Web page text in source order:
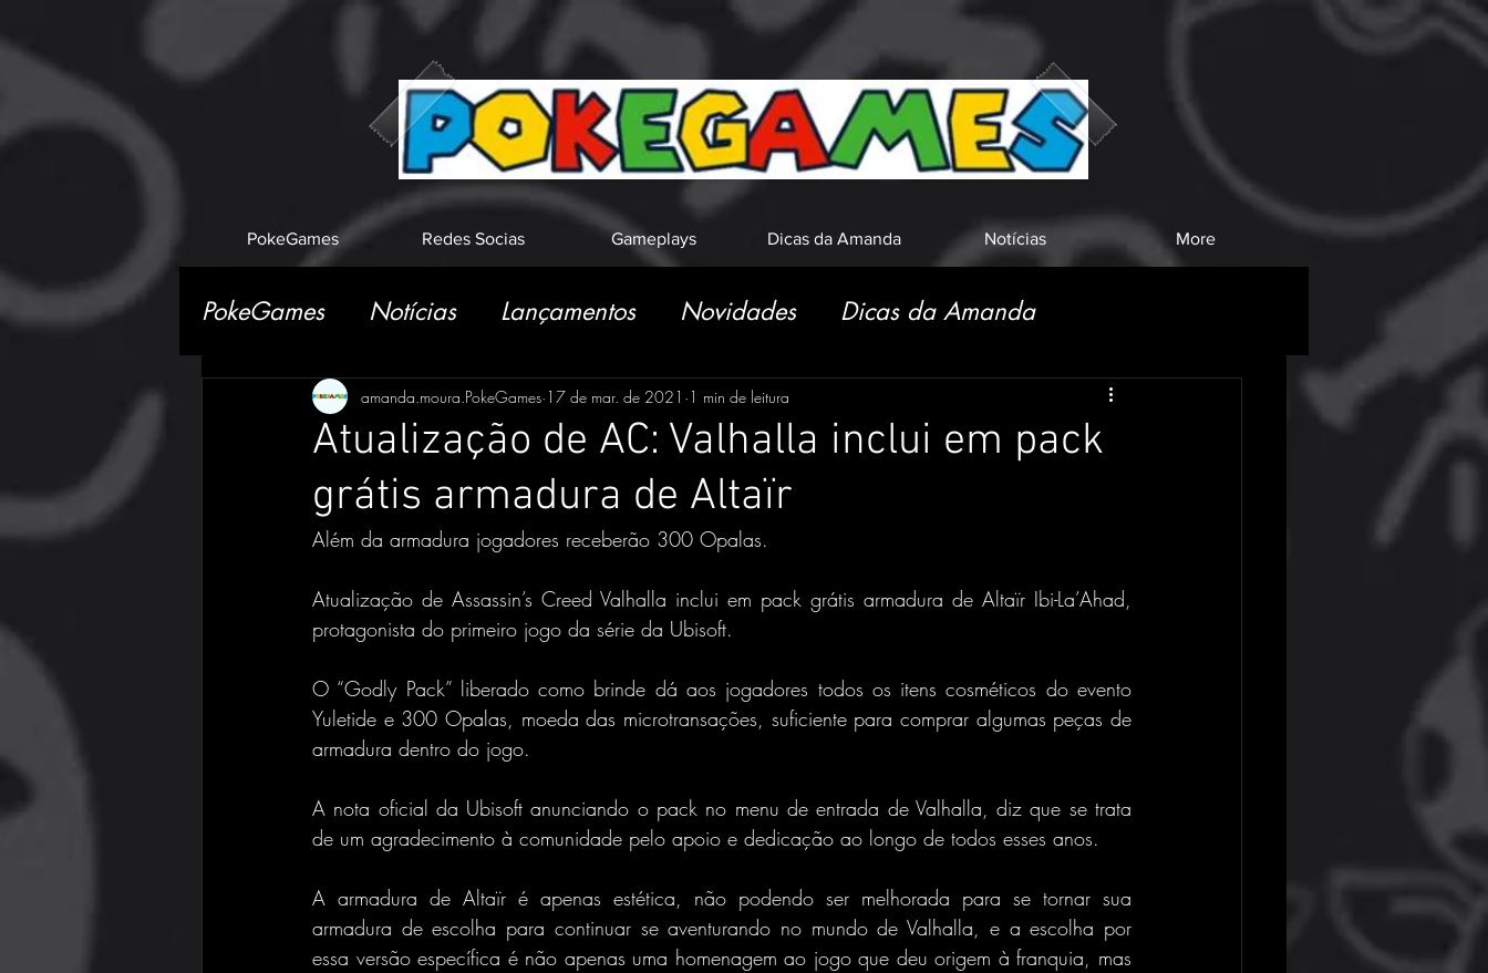
PokeGames Redes Socias Gameplays Dicas da Amanda Notícias More
PokeGames Notícias Lançamentos Novidades Dicas da Amanda
Atualização de AC: Valhalla inclui em pack
grátis armadura de Altaïr
amanda.moura.PokeGames 17 de mar. de 2021 1 min de leitura
Além da armadura jogadores receberão 300 Opalas.
Atualização de Assassin’s Creed Valhalla inclui em pack grátis armadura de Altaïr Ibi-La’Ahad,
protagonista do primeiro jogo da série da Ubisoft.
O “Godly Pack” liberado como brinde dá aos jogadores todos os itens cosméticos do evento
Yuletide e 300 Opalas, moeda das microtransações, suficiente para comprar algumas peças de
armadura dentro do jogo.
A nota oficial da Ubisoft anunciando o pack no menu de entrada de Valhalla, diz que se trata
de um agradecimento à comunidade pelo apoio e dedicação ao longo de todos esses anos.
A armadura de Altaïr é apenas estética, não podendo ser melhorada para se tornar sua
armadura de escolha para continuar se aventurando no mundo de Valhalla, e a escolha por
essa versão específica é não apenas uma homenagem ao jogo que deu origem à franquia, mas